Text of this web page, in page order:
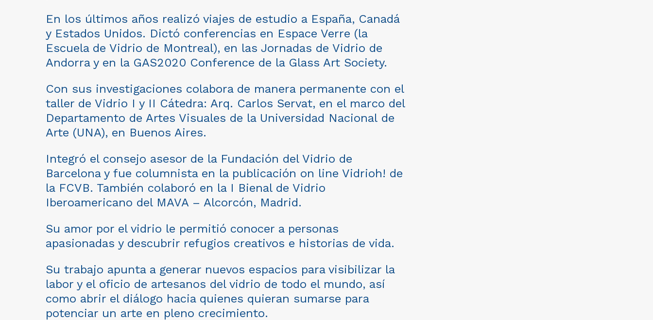
En los últimos años realizó viajes de estudio a España, Canadá
y Estados Unidos. Dictó conferencias en Espace Verre (la
Escuela de Vidrio de Montreal), en las Jornadas de Vidrio de
Andorra y en la GAS2020 Conference de la Glass Art Society.
Con sus investigaciones colabora de manera permanente con el
taller de Vidrio I y II Cátedra: Arq. Carlos Servat, en el marco del
Departamento de Artes Visuales de la Universidad Nacional de
Arte (UNA), en Buenos Aires.
Integró el consejo asesor de la Fundación del Vidrio de
Barcelona y fue columnista en la publicación on line Vidrioh! de
la FCVB. También colaboró en la I Bienal de Vidrio
Iberoamericano del MAVA – Alcorcón, Madrid.
Su amor por el vidrio le permitió conocer a personas
apasionadas y descubrir refugios creativos e historias de vida.
Su trabajo apunta a generar nuevos espacios para visibilizar la
labor y el oficio de artesanos del vidrio de todo el mundo, así
como abrir el diálogo hacia quienes quieran sumarse para
potenciar un arte en pleno crecimiento.